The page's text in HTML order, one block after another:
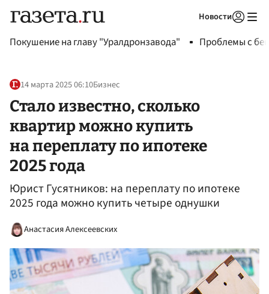
Новости
Покушение на главу "Уралдронзавода" Проблемы с
14 марта 2025 06:10Бизнес
Стало известно, сколько
квартир можно купить
на переплату по ипотеке
2025 года
Юрист Гусятников: на переплату по ипотеке
2025 года можно купить четыре однушки
Анастасия Алексеевских